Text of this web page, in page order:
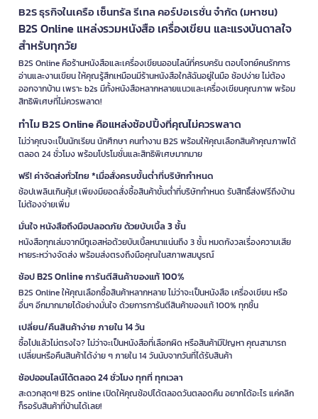
B2S ธุรกิจในเครือ เซ็นทรัล รีเทล คอร์ปอเรชั่น จำกัด (มหาชน)
B2S Online แหล่งรวมหนังสือ เครื่องเขียน และแรงบันดาลใจ
สำหรับทุกวัย
B2S Online คือร้านหนังสือและเครื่องเขียนออนไลน์ที่ครบครัน ตอบโจทย์คนรักการ
อ่านและงานเขียน ให้คุณรู้สึกเหมือนมีร้านหนังสือใกล้ฉันอยู่ในมือ ช้อปง่าย ไม่ต้อง
ออกจากบ้าน เพราะ b2s มีทั้งหนังสือหลากหลายแนวและเครื่องเขียนคุณภาพ พร้อม
สิทธิพิเศษที่ไม่ควรพลาด!
ทำไม B2S Online คือแหล่งช้อปปิ้งที่คุณไม่ควรพลาด
ไม่ว่าคุณจะเป็นนักเรียน นักศึกษา คนทำงาน B2S พร้อมให้คุณเลือกสินค้าคุณภาพได้
ตลอด 24 ชั่วโมง พร้อมโปรโมชั่นและสิทธิพิเศษมากมาย
ฟรี! ค่าจัดส่งทั่วไทย *เมื่อสั่งครบขั้นต่ำที่บริษัทกำหนด
ช้อปเพลินเกินคุ้ม! เพียงมียอดสั่งซื้อสินค้าขั้นต่ำที่บริษัทกำหนด รับสิทธิ์ส่งฟรีถึงบ้าน
ไม่ต้องจ่ายเพิ่ม
มั่นใจ หนังสือถึงมือปลอดภัย ด้วยบับเบิ้ล 3 ชั้น
หนังสือทุกเล่มจากบีทูเอสห่อด้วยบับเบิ้ลหนาแน่นถึง 3 ชั้น หมดกังวลเรื่องความเสีย
หายระหว่างจัดส่ง พร้อมส่งตรงถึงมือคุณในสภาพสมบูรณ์
ช้อป B2S Online การันตีสินค้าของแท้ 100%
B2S Online ให้คุณเลือกซื้อสินค้าหลากหลาย ไม่ว่าจะเป็นหนังสือ เครื่องเขียน หรือ
อื่นๆ อีกมากมายได้อย่างมั่นใจ ด้วยการการันตีสินค้าของแท้ 100% ทุกชิ้น
เปลี่ยน/คืนสินค้าง่าย ภายใน 14 วัน
ซื้อไปแล้วไม่ตรงใจ? ไม่ว่าจะเป็นหนังสือที่เลือกผิด หรือสินค้ามีปัญหา คุณสามารถ
เปลี่ยนหรือคืนสินค้าได้ง่าย ๆ ภายใน 14 วันนับจากวันที่ได้รับสินค้า
ช้อปออนไลน์ได้ตลอด 24 ชั่วโมง ทุกที่ ทุกเวลา
สะดวกสุดๆ! B2S online เปิดให้คุณช้อปได้ตลอดวันตลอดคืน อยากได้อะไร แค่คลิก
ก็รอรับสินค้าที่บ้านได้เลย!